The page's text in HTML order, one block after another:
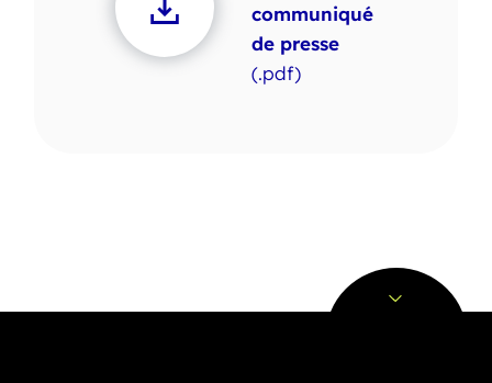
communiqué
de presse
(.pdf)